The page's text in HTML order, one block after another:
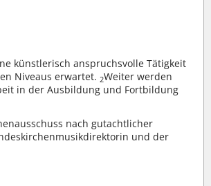
künstlerisch anspruchsvolle Tätigkeit
Niveaus erwartet. 2Weiter werden
in der Ausbildung und Fortbildung
nach gutachtlicher
und der